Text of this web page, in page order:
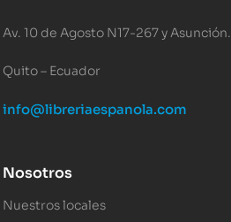
Av. 10 de Agosto N17-267 y Asunción.
Quito – Ecuador
info@libreriaespanola.com
Nosotros
Nuestros locales